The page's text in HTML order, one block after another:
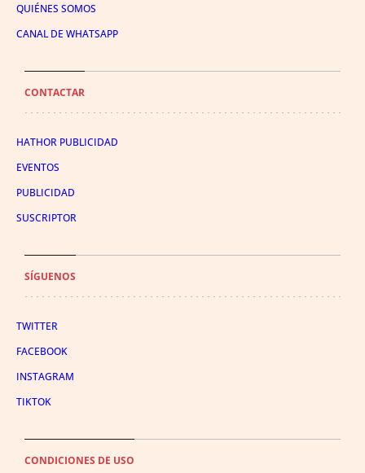
QUIÉNES SOMOS
CANAL DE WHATSAPP
CONTACTAR
HATHOR PUBLICIDAD
EVENTOS
PUBLICIDAD
SUSCRIPTOR
SÍGUENOS
TWITTER
FACEBOOK
INSTAGRAM
TIKTOK
CONDICIONES DE USO